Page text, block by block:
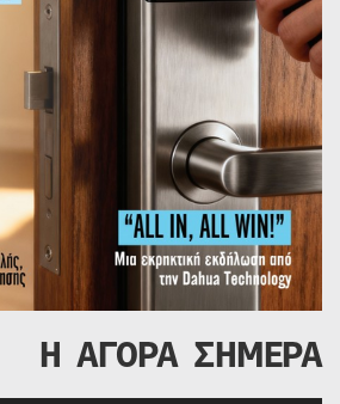
Η ΑΓΟΡΑ ΣΗΜΕΡΑ